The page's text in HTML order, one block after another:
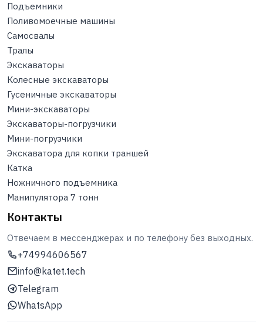
Подъемники
Поливомоечные машины
Самосвалы
Тралы
Экскаваторы
Колесные экскаваторы
Гусеничные экскаваторы
Мини-экскаваторы
Экскаваторы-погрузчики
Мини-погрузчики
Экскаватора для копки траншей
Катка
Ножничного подъемника
Манипулятора 7 тонн
Контакты
Отвечаем в мессенджерах и по телефону без выходных.
+74994606567
info@katet.tech
Telegram
WhatsApp